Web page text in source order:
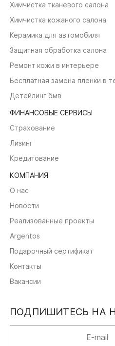
Химчистка тканевого салона
Химчистка кожаного салона
Керамика для автомобиля
Защитная обработка салона
Ремонт кожи в интерьере
Бесплатная замена пленки в
Детейлинг бмв
КОМПАНИЯ
О нас
Новости
Реализованные проекты
Argentos
Подарочный сертификат
Контакты
Вакансии
ФИНАНСОВЫЕ СЕРВИСЫ
Страхование
Лизинг
Кредитование
ПОДПИШИТЕСЬ НА